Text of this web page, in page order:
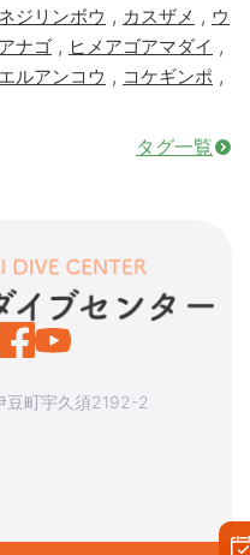
ネジリンボウ , カスザメ , ウ
ナゴ , ヒメアゴアマダイ ,
ルアンコウ , コケギンポ ,
タグ一覧
豆町宇久須2192-2